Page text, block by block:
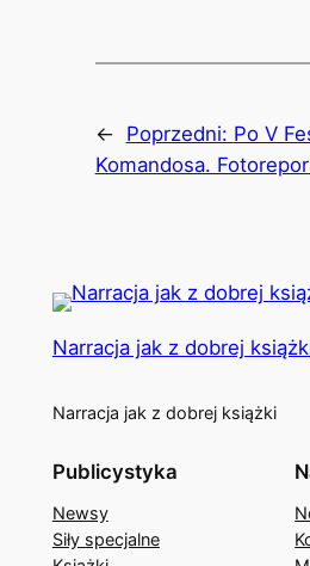
← Poprzedni: Po V
Komandosa.
Narracja jak z dobrej
Narracja jak z dobrej książki
Publicystyka
Newsy
Siły specjalne